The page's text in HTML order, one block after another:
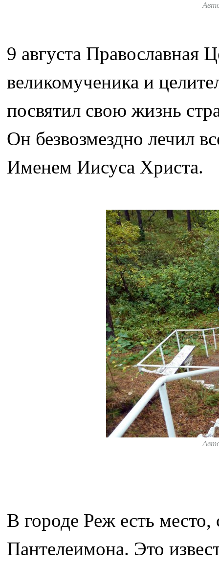
9 августа Православная
великомученика и
посвятил свою жизнь
Он безвозмездно лечил
Именем Иисуса Христа.
В городе Реж есть место,
Пантелеимона. Это